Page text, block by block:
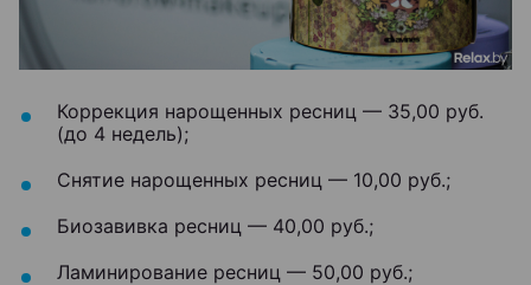
Коррекция нарощенных ресниц — 35,00 руб.
(до 4 недель);
Снятие нарощенных ресниц — 10,00 руб.;
Биозавивка ресниц — 40,00 руб.;
Ламинирование ресниц — 50,00 руб.;